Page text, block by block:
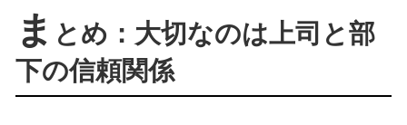
ま とめ：大切なのは上司と部
下の信頼関係